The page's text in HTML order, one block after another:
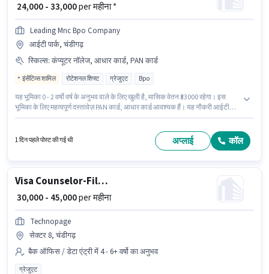
₹ 24,000 - 33,000per महीना *
Leading Mnc Bpo Company
आईटी पार्क, चंडीगढ़
स्किल्स: कंप्यूटर नॉलेज, आधार कार्ड, PAN कार्ड
इंसेंटिव्स शामिल रोटेशनल शिफ्ट ग्रेजुएट Bpo
यह भूमिका 0 - 2 वर्षो वर्ष के अनुभव वाले के लिए खुली है, मासिक वेतन ₹33000 रहेगा। इस
भूमिका के लिए महत्वपूर्ण दस्तावेज़ PAN कार्ड, आधार कार्ड आवश्यक हैं। यह नौकरी आईटी
कस्टमर सपोर्ट एग्जीक्यूटिव के रूप में जुड़ें। इस भूमिका के साथ अतिरिक्त लाभ जैसे कैब, PF,
1 दिन पहले पोस्ट की गई थी अप्लाई कॉल
Visa Counselor-Filing Executive
₹ 30,000 - 45,000per महीना
Technopage
सेक्टर 8, चंडीगढ़
बैक ऑफिस / डेटा एंट्री में 4 - 6+ वर्षो का अनुभव
ग्रेजुएट